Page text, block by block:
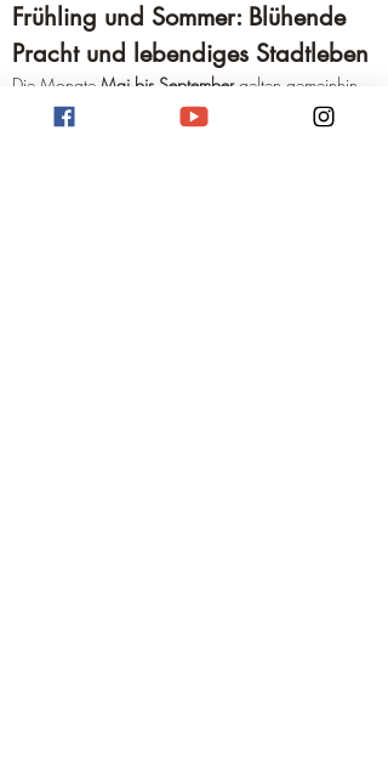
Frühling und Sommer: Blühende
Pracht und lebendiges Stadtleben
Die Monate Mai bis September gelten gemeinhin
als die attraktivste Reisezeit für Gießen. Der Frühling,